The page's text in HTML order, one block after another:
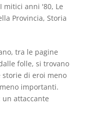
I mitici anni '80, Le
Provincia, Storia
tra le pagine
folle, si trovano
storie di eroi meno
importanti.
attaccante